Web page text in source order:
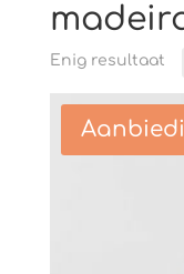
Enig resultaat